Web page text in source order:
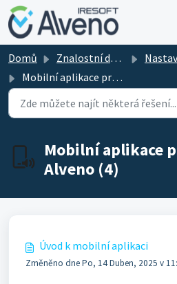
Přeskočit na hlavní obsah
Domů Znalostní databáze
Nastavení
Mobilní aplikace pro docházku Alveno
Mobilní aplikace
Alveno (4)
Úvod k mobilní aplikaci
Změněno dne Po, 14 Duben, 2025 v